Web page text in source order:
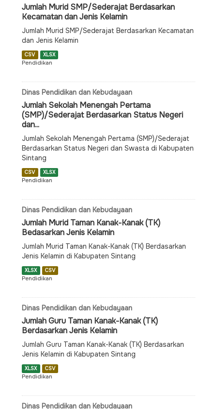
Jumlah Murid SMP/Sederajat Berdasarkan
Kecamatan dan Jenis Kelamin
Jumlah Murid SMP/Sederajat Berdasarkan Kecamatan
dan Jenis Kelamin
CSV XLSX
Pendidikan
Dinas Pendidikan dan Kebudayaan
Jumlah Sekolah Menengah Pertama
(SMP)/Sederajat Berdasarkan Status Negeri
dan...
Jumlah Sekolah Menengah Pertama (SMP)/Sederajat
Berdasarkan Status Negeri dan Swasta di Kabupaten
Sintang
CSV XLSX
Pendidikan
Dinas Pendidikan dan Kebudayaan
Jumlah Murid Taman Kanak-Kanak (TK)
Bedasarkan Jenis Kelamin
Jumlah Murid Taman Kanak-Kanak (TK) Berdasarkan
Jenis Kelamin di Kabupaten Sintang
XLSX CSV
Pendidikan
Dinas Pendidikan dan Kebudayaan
Jumlah Guru Taman Kanak-Kanak (TK)
Berdasarkan Jenis Kelamin
Jumlah Guru Taman Kanak-Kanak (TK) Berdasarkan
Jenis Kelamin di Kabupaten Sintang
XLSX CSV
Pendidikan
Dinas Pendidikan dan Kebudayaan